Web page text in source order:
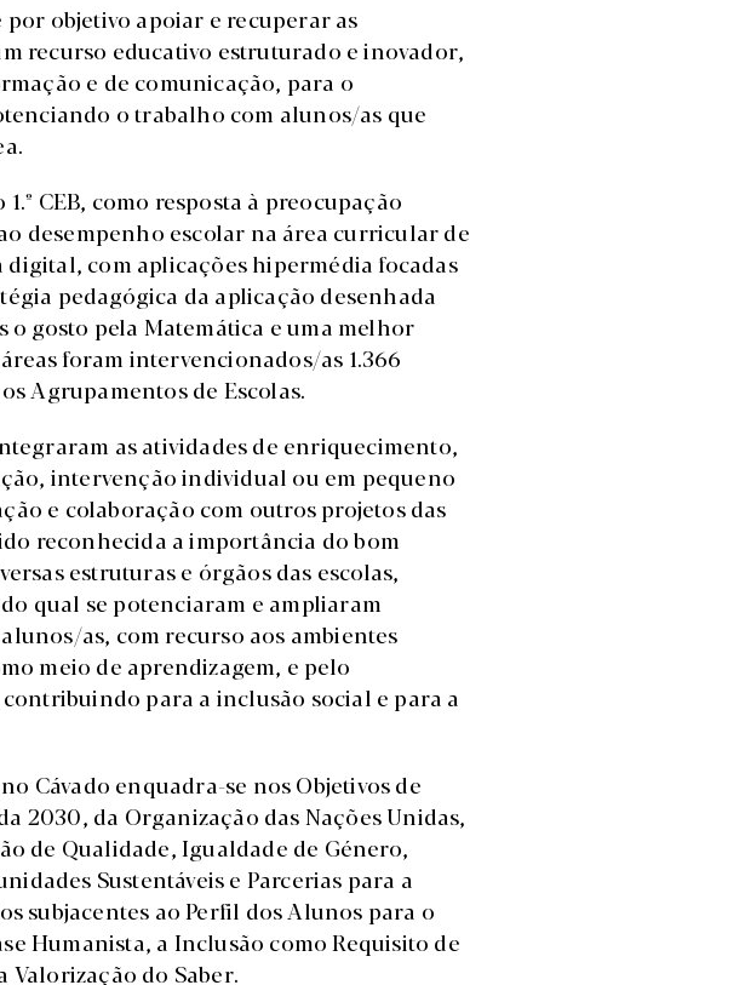
objetivo apoiar e recuperar as
recurso educativo estruturado e inovador,
e de comunicação, para o
o trabalho com alunos/as que
CEB, como resposta à preocupação
desempenho escolar na área curricular de
com aplicações hipermédia focadas
pedagógica da aplicação desenhada
gosto pela Matemática e uma melhor
foram intervencionados/as 1.366
Agrupamentos de Escolas.
as atividades de enriquecimento,
intervenção individual ou em pequeno
e colaboração com outros projetos das
reconhecida a importância do bom
estruturas e órgãos das escolas,
qual se potenciaram e ampliaram
as, com recurso aos ambientes
meio de aprendizagem, e pelo
para a inclusão social e para a
Cávado enquadra-se nos Objetivos de
2030, da Organização das Nações Unidas,
de Qualidade, Igualdade de Género,
Sustentáveis e Parcerias para a
subjacentes ao Perfil dos Alunos para o
Humanista, a Inclusão como Requisito de
Valorização do Saber.